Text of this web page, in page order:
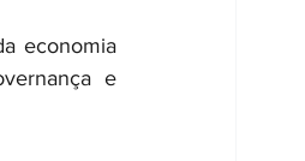
economia
e